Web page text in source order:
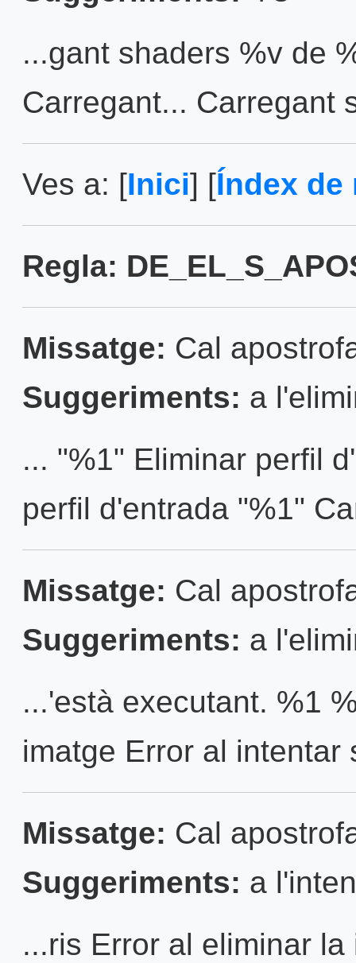
...gant shaders %v de
Carregant... Carregant
Ves a: [Inici] [Índex de
Regla:
Missatge: Cal
Suggeriments: a
... "%1" Eliminar perfil
perfil d'entrada "%1"
Missatge: Cal
Suggeriments: a
...'està executant. %1
imatge Error al intentar
Missatge: Cal
Suggeriments: a
...ris Error al eliminar